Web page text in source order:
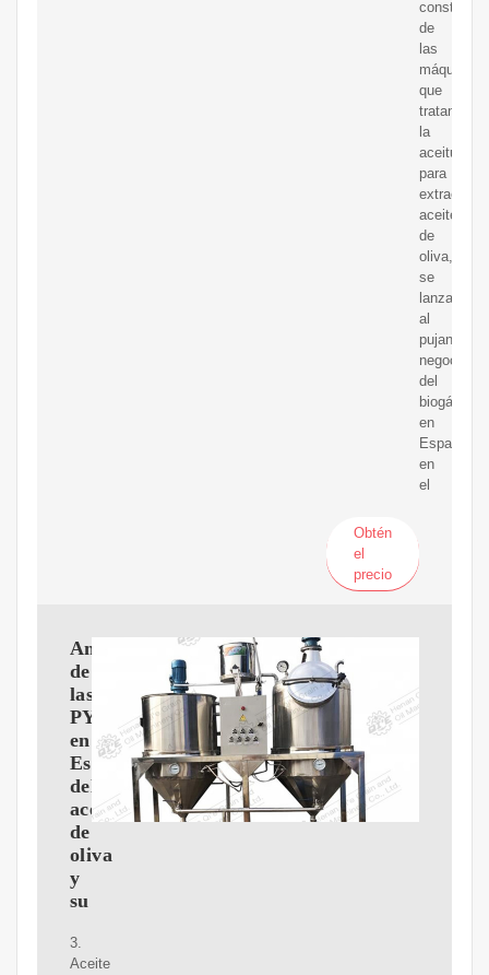
de
las
máquinas
que
tratan
la
aceituna
para
extraer
aceite
de
oliva,
se
lanza
al
pujante
negocio
del
biogás
en
España,
en
el
Obtén
el
precio
Análisis
de
las
PYMES
en
España
del
aceite
de
oliva
y
su
3.
Aceite